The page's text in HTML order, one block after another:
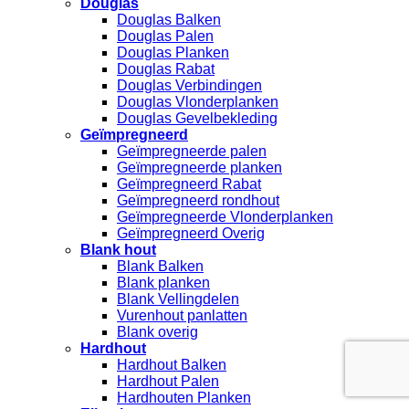
Douglas
Douglas Balken
Douglas Palen
Douglas Planken
Douglas Rabat
Douglas Verbindingen
Douglas Vlonderplanken
Douglas Gevelbekleding
Geïmpregneerd
Geïmpregneerde palen
Geïmpregneerde planken
Geïmpregneerd Rabat
Geïmpregneerd rondhout
Geïmpregneerde Vlonderplanken
Geïmpregneerd Overig
Blank hout
Blank Balken
Blank planken
Blank Vellingdelen
Vurenhout panlatten
Blank overig
Hardhout
Hardhout Balken
Hardhout Palen
Hardhouten Planken